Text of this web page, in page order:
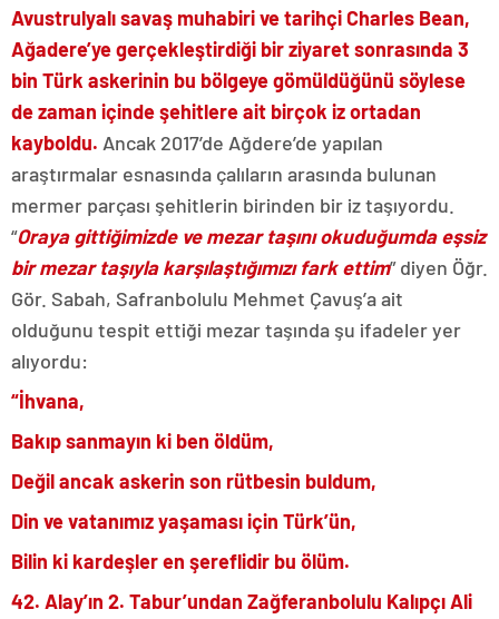
Avustrulyalı savaş muhabiri ve tarihçi Charles Bean,
Ağadere’ye gerçekleştirdiği bir ziyaret sonrasında 3
bin Türk askerinin bu bölgeye gömüldüğünü söylese
de zaman içinde şehitlere ait birçok iz ortadan
kayboldu. Ancak 2017’de Ağdere’de yapılan
araştırmalar esnasında çalıların arasında bulunan
mermer parçası şehitlerin birinden bir iz taşıyordu.
“Oraya gittiğimizde ve mezar taşını okuduğumda eşsiz
bir mezar taşıyla karşılaştığımızı fark ettim” diyen Öğr.
Gör. Sabah, Safranbolulu Mehmet Çavuş’a ait
olduğunu tespit ettiği mezar taşında şu ifadeler yer
alıyordu:
“İhvana,
Bakıp sanmayın ki ben öldüm,
Değil ancak askerin son rütbesin buldum,
Din ve vatanımız yaşaması için Türk’ün,
Bilin ki kardeşler en şereflidir bu ölüm.
42. Alay’ın 2. Tabur’undan Zağferanbolulu Kalıpçı Ali